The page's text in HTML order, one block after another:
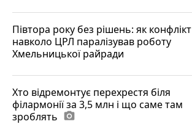
Півтора року без рішень: як конфлікт
навколо ЦРЛ паралізував роботу
Хмельницької райради
Хто відремонтує перехрестя біля
філармонії за 3,5 млн і що саме там
зроблять photo_camera